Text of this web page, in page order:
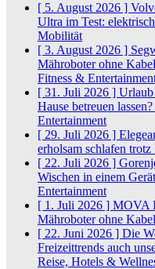
[ 5. August 2026 ]
Ultra im Test:
Mobilität
[ 3. August 2026 ]
Mähroboter ohne
Fitness &
[ 31. Juli 2026 ]
Hause betreuen lassen?
Entertainment
[ 29. Juli 2026 ]
erholsam schlafen trotz
[ 22. Juli 2026 ]
Wischen in einem Gerät
Entertainment
[ 1. Juli 2026 ] MOVA
Mähroboter ohne
[ 22. Juni 2026 ] Die
Freizeittrends auch
Reise, Hotels &